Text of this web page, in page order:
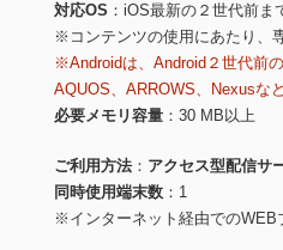
対応OS
iOS最新の２世代前ま
※コンテンツの使用にあたり、
※Androidは、Android２世代前
AQUOS、ARROWS、Nexusな
必要メモリ容量
30 MB以上
ご利用方法
アクセス型配信サ
同時使用端末数
1
※インターネット経由でのWEB